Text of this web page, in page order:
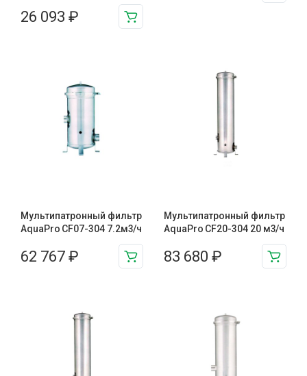
26 093 ₽
Мультипатронный фильтр
AquaPro CF07-304 7.2м3/ч
62 767 ₽
Мультипатронный фильтр
AquaPro CF20-304 20 м3/ч
83 680 ₽